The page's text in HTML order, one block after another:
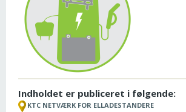
Indholdet er publiceret i følgende:
KTC NETVÆRK FOR ELLADESTANDERE